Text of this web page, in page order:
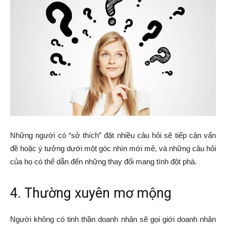
Những người có “sở thích” đặt nhiều câu hỏi sẽ tiếp cận vấn
đề hoặc ý tưởng dưới một góc nhìn mới mẻ, và những câu hỏi
của họ có thể dẫn đến những thay đổi mang tính đột phá.
4. Thường xuyên mơ mộng
Người không có tinh thần doanh nhân sẽ gọi giới doanh nhân